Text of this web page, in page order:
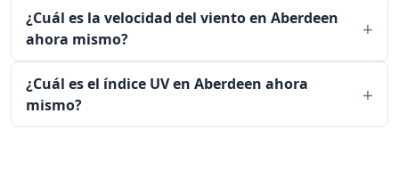
¿Cuál es la velocidad del viento en Aberdeen
ahora mismo?
¿Cuál es el índice UV en Aberdeen ahora
mismo?